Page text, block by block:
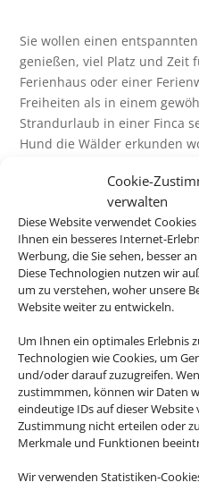
Cookie-
verwalten
Diese Website verwendet
Ihnen ein besseres Internet-
Werbung, die Sie sehen, besser
Diese Technologien nutzen wir
um zu verstehen, woher unsere
Website weiter zu entwickeln.
Um Ihnen ein optimales Erlebnis
Technologien wie Cookies, um
und/oder darauf zuzugreifen.
zustimmmen, können wir Daten
eindeutige IDs auf dieser
Zustimmung nicht erteilen oder
Merkmale und Funktionen
Wir verwenden Statistiken-
Sie wollen einen
genießen, viel Platz und Zeit
Ferienhaus oder einer
Freiheiten als in einem
Strandurlaub in einer Finca
Hund die Wälder erkunden
Buchen Sie bei uns Ihren
Ferienhaus oder
Traumurlaub möglich.
Bei längeren Reisen ist ein
preiswerter